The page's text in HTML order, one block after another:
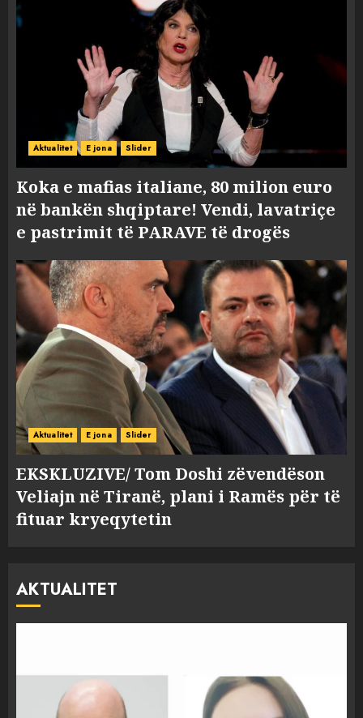
Aktualitet E jona Slider
Koka e mafias italiane, 80 milion euro
në bankën shqiptare! Vendi, lavatriçe
e pastrimit të PARAVE të drogës
Aktualitet E jona Slider
EKSKLUZIVE/ Tom Doshi zëvendëson
Veliajn në Tiranë, plani i Ramës për të
fituar kryeqytetin
AKTUALITET